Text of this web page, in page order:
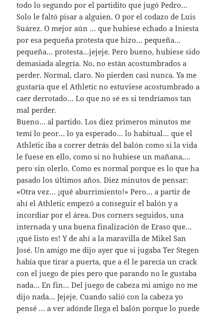
todo lo segundo por el partidito que jugó Pedro…
Solo le faltó pisar a alguien. O por el codazo de Luis
Suárez. O mejor aún … que hubiese echado a Iniesta
por esa pequeña protesta que hizo… pequeña…
pequeña… protesta…jejeje. Pero bueno, hubiese sido
demasiada alegría. No, no están acostumbrados a
perder. Normal, claro. No pierden casi nunca. Ya me
gustaría que el Athletic no estuviese acostumbrado a
caer derrotado… Lo que no sé es si tendríamos tan
mal perder.
Bueno… al partido. Los diez primeros minutos me
temí lo peor… lo ya esperado… lo habitual… que el
Athletic iba a correr detrás del balón como si la vida
le fuese en ello, como si no hubiese un mañana,…
pero sin olerlo. Como es normal porque es lo que ha
pasado los últimos años. Diez minutos de pensar:
«Otra vez… ¡quė aburrimiento!» Pero… a partir de
ahí el Athletic empezó a conseguir el balón y a
incordiar por el área. Dos corners seguidos, una
internada y una buena finalización de Eraso que…
¡qué listo es! Y de ahí a la maravilla de Mikel San
José. Un amigo me dijo ayer que si jugaba Ter Stegen
había que tirar a puerta, que a él le parecía un crack
con el juego de pies pero que parando no le gustaba
nada… En fin… Del juego de cabeza mi amigo no me
dijo nada… Jejeje. Cuando salió con la cabeza yo
pensé … a ver adónde llega el balón porque lo puede